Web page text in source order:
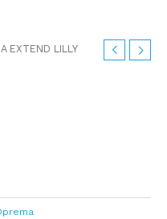
EXTEND LILLY